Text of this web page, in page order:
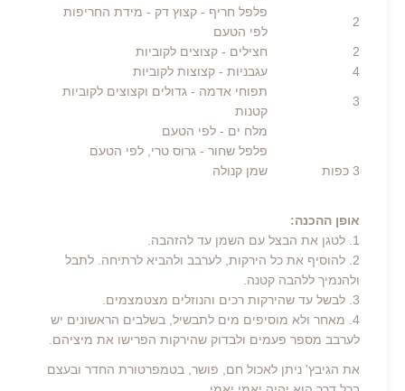
2
פלפל חריף - קצוץ דק - מידת החריפות
לפי הטעם
2
חצילים - קצוצים לקוביות
4
עגבניות - קצוצות לקוביות
3
תפוחי אדמה - גדולים וקצוצים לקוביות
קטנות
מלח ים - לפי הטעם
פלפל שחור - גרוס טרי, לפי הטעם
3 כפות שמן קנולה
אופן ההכנה:
1. לטגן את הבצל עם השמן עד להזהבה.
2. להוסיף את כל הירקות, לערבב ולהביא לרתיחה. לתבל
ולהנמיך ללהבה קטנה.
3. לבשל עד שהירקות רכים והנוזלים מצטמצמים.
4. מאחר ולא מוסיפים מים לתבשיל, בשלבים הראשונים יש
לערבב מספר פעמים ולבדוק שהירקות הפרישו את מיציהם.
את הגיבץ' ניתן לאכול חם, פושר, בטמפרטורת החדר ובעצם